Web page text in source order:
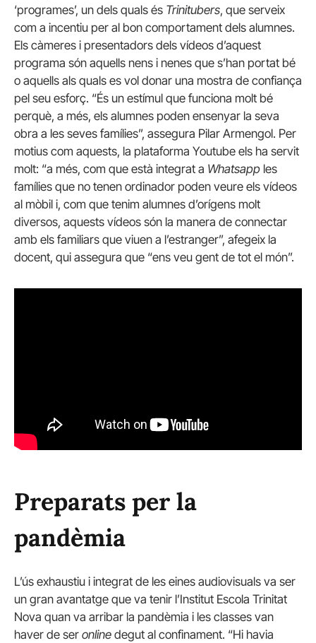
‘programes’, un dels quals és Trinitubers, que serveix
com a incentiu per al bon comportament dels alumnes.
Els càmeres i presentadors dels vídeos d’aquest
programa són aquells nens i nenes que s’han portat bé
o aquells als quals es vol donar una mostra de confiança
pel seu esforç. “És un estímul que funciona molt bé
perquè, a més, els alumnes poden ensenyar la seva
obra a les seves famílies”, assegura Pilar Armengol. Per
motius com aquests, la plataforma Youtube els ha servit
molt: “a més, com que està integrat a Whatsapp les
famílies que no tenen ordinador poden veure els vídeos
al mòbil i, com que tenim alumnes d’orígens molt
diversos, aquests vídeos són la manera de connectar
amb els familiars que viuen a l’estranger”, afegeix la
docent, qui assegura que “ens veu gent de tot el món”.
Preparats per la
pandèmia
L’ús exhaustiu i integrat de les eines audiovisuals va ser
un gran avantatge que va tenir l’Institut Escola Trinitat
Nova quan va arribar la pandèmia i les classes van
haver de ser online degut al confinament. “Hi havia